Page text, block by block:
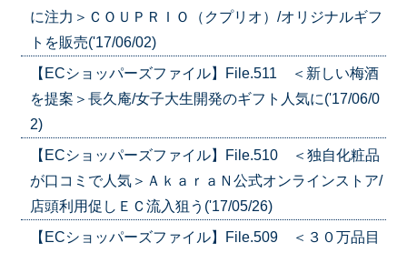
に注力＞ＣＯＵＰＲＩＯ（クプリオ）/オリジナルギフ
トを販売('17/06/02)
【ECショッパーズファイル】File.511 ＜新しい梅酒
を提案＞長久庵/女子大生開発のギフト人気に('17/06/0
2)
【ECショッパーズファイル】File.510 ＜独自化粧品
が口コミで人気＞ＡｋａｒａＮ公式オンラインストア/
店頭利用促しＥＣ流入狙う('17/05/26)
【ECショッパーズファイル】File.509 ＜３０万品目